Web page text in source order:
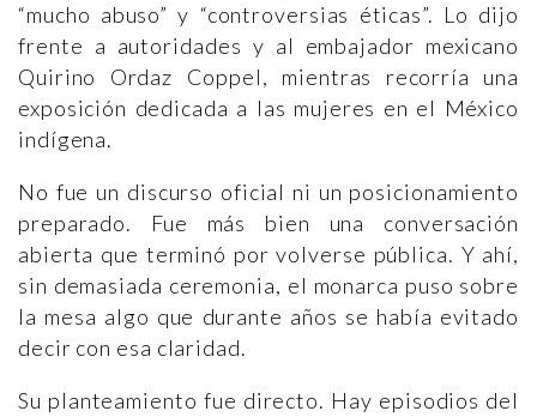
“mucho abuso” y “controversias éticas”. Lo dijo
frente a autoridades y al embajador mexicano
Quirino Ordaz Coppel, mientras recorría una
exposición dedicada a las mujeres en el México
indígena.
No fue un discurso oficial ni un posicionamiento
preparado. Fue más bien una conversación
abierta que terminó por volverse pública. Y ahí,
sin demasiada ceremonia, el monarca puso sobre
la mesa algo que durante años se había evitado
decir con esa claridad.
Su planteamiento fue directo. Hay episodios del